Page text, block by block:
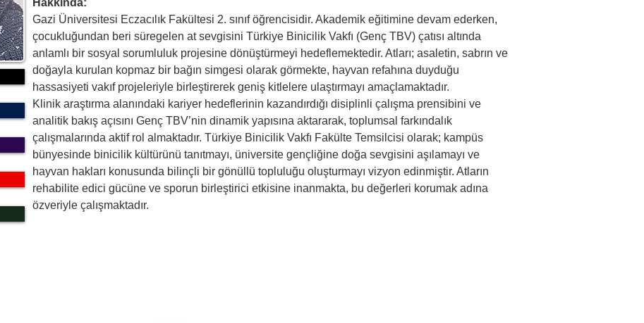
Gazi Üniversitesi Eczacılık Fakültesi 2. sınıf öğrencisidir. Akademik eğitimine devam ederken,
çocukluğundan beri süregelen at sevgisini Türkiye Binicilik Vakfı (Genç TBV) çatısı altında
anlamlı bir sosyal sorumluluk projesine dönüştürmeyi hedeflemektedir. Atları; asaletin, sabrın ve
doğayla kurulan kopmaz bir bağın simgesi olarak görmekte, hayvan refahına duyduğu
hassasiyeti vakıf projeleriyle birleştirerek geniş kitlelere ulaştırmayı amaçlamaktadır.
Klinik araştırma alanındaki kariyer hedeflerinin kazandırdığı disiplinli çalışma prensibini ve
analitik bakış açısını Genç TBV’nin dinamik yapısına aktararak, toplumsal farkındalık
çalışmalarında aktif rol almaktadır. Türkiye Binicilik Vakfı Fakülte Temsilcisi olarak; kampüs
bünyesinde binicilik kültürünü tanıtmayı, üniversite gençliğine doğa sevgisini aşılamayı ve
hayvan hakları konusunda bilinçli bir gönüllü topluluğu oluşturmayı vizyon edinmiştir. Atların
rehabilite edici gücüne ve sporun birleştirici etkisine inanmakta, bu değerleri korumak adına
özveriyle çalışmaktadır.